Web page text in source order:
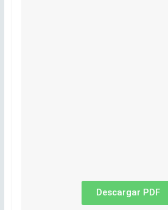
Descargar PDF